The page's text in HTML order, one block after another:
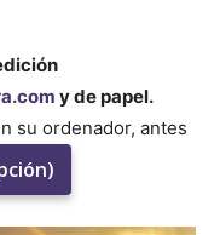
y de papel.
su ordenador, antes